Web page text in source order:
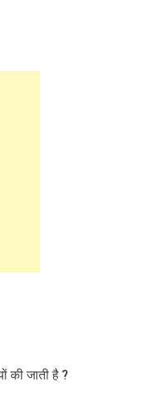
की जाती है ?